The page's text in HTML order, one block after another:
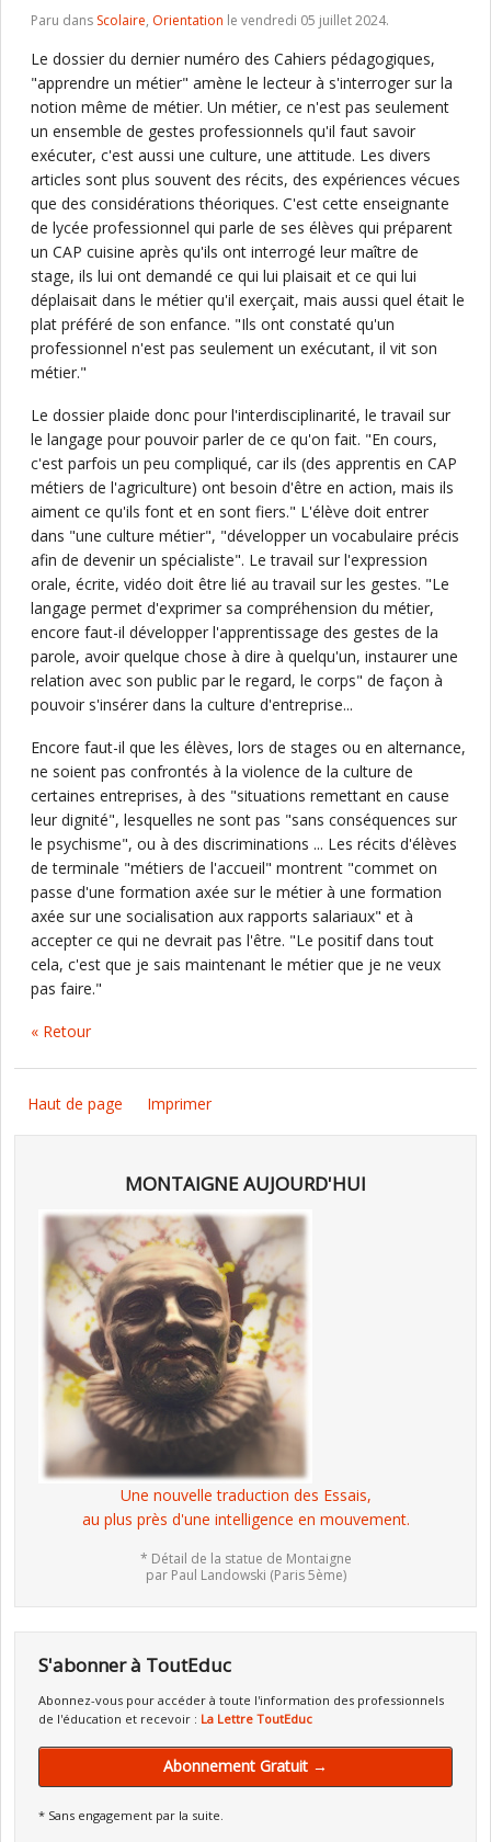
Paru dans Scolaire, Orientation le vendredi 05 juillet 2024.
Le dossier du dernier numéro des Cahiers pédagogiques,
"apprendre un métier" amène le lecteur à s'interroger sur la
notion même de métier. Un métier, ce n'est pas seulement
un ensemble de gestes professionnels qu'il faut savoir
exécuter, c'est aussi une culture, une attitude. Les divers
articles sont plus souvent des récits, des expériences vécues
que des considérations théoriques. C'est cette enseignante
de lycée professionnel qui parle de ses élèves qui préparent
un CAP cuisine après qu'ils ont interrogé leur maître de
stage, ils lui ont demandé ce qui lui plaisait et ce qui lui
déplaisait dans le métier qu'il exerçait, mais aussi quel était le
plat préféré de son enfance. "Ils ont constaté qu'un
professionnel n'est pas seulement un exécutant, il vit son
métier."
Le dossier plaide donc pour l'interdisciplinarité, le travail sur
le langage pour pouvoir parler de ce qu'on fait. "En cours,
c'est parfois un peu compliqué, car ils (des apprentis en CAP
métiers de l'agriculture) ont besoin d'être en action, mais ils
aiment ce qu'ils font et en sont fiers." L'élève doit entrer
dans "une culture métier", "développer un vocabulaire précis
afin de devenir un spécialiste". Le travail sur l'expression
orale, écrite, vidéo doit être lié au travail sur les gestes. "Le
langage permet d'exprimer sa compréhension du métier,
encore faut-il développer l'apprentissage des gestes de la
parole, avoir quelque chose à dire à quelqu'un, instaurer une
relation avec son public par le regard, le corps" de façon à
pouvoir s'insérer dans la culture d'entreprise...
Encore faut-il que les élèves, lors de stages ou en alternance,
ne soient pas confrontés à la violence de la culture de
certaines entreprises, à des "situations remettant en cause
leur dignité", lesquelles ne sont pas "sans conséquences sur
le psychisme", ou à des discriminations ... Les récits d'élèves
de terminale "métiers de l'accueil" montrent "commet on
passe d'une formation axée sur le métier à une formation
axée sur une socialisation aux rapports salariaux" et à
accepter ce qui ne devrait pas l'être. "Le positif dans tout
cela, c'est que je sais maintenant le métier que je ne veux
pas faire."
« Retour
Haut de page Imprimer
MONTAIGNE AUJOURD'HUI
Une nouvelle traduction des Essais,
au plus près d'une intelligence en mouvement.
* Détail de la statue de Montaigne
par Paul Landowski (Paris 5ème)
S'abonner à ToutEduc
Abonnez-vous pour accéder à toute l'information des professionnels
de l'éducation et recevoir : La Lettre ToutEduc
Abonnement Gratuit →
* Sans engagement par la suite.